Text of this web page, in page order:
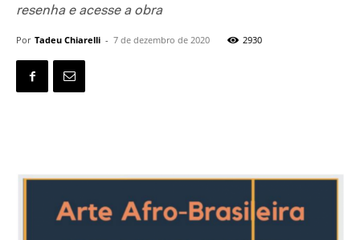
resenha e acesse a obra
Por Tadeu Chiarelli - 7 de dezembro de 2020 2930